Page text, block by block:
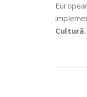
Cultură.